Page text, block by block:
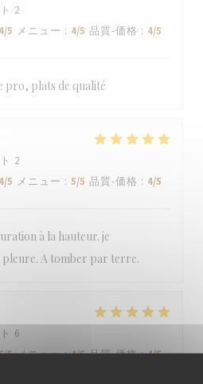
2
4/5 メニュー : 4/5 品質-価格 : 4/5
pro, plats de qualité
2
4/5 メニュー : 5/5 品質-価格 : 4/5
à la hauteur. je
A tomber par terre.
6
/5 メニュー: 4/5 品質-価格: 4/5